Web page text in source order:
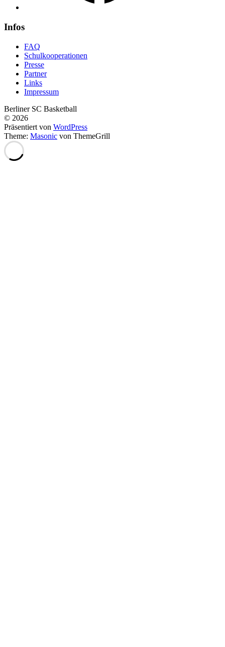
Infos
FAQ
Schulkooperationen
Presse
Partner
Links
Impressum
Berliner SC Basketball
© 2026
Präsentiert von WordPress
Theme: Masonic von ThemeGrill